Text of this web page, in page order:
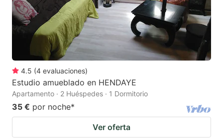
4.5 (4 evaluaciones)
Estudio amueblado en HENDAYE
Apartamento · 2 Huéspedes · 1 Dormitorio
35 € por noche*
Ver oferta